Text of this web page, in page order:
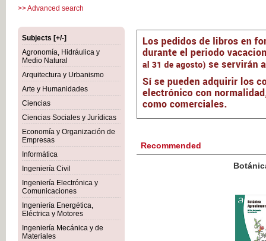
>> Advanced search
Subjects [+/-]
Agronomía, Hidráulica y
Medio Natural
Arquitectura y Urbanismo
Arte y Humanidades
Ciencias
Ciencias Sociales y Jurídicas
Economía y Organización de
Empresas
Informática
Ingeniería Civil
Ingeniería Electrónica y
Comunicaciones
Ingeniería Energética,
Eléctrica y Motores
Ingeniería Mecánica y de
Materiales
Recommended
Botánica Agroalimentaria
VAT